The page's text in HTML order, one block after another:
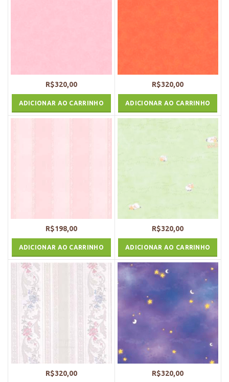
R$320,00
ADICIONAR AO CARRINHO
R$320,00
ADICIONAR AO CARRINHO
R$198,00
ADICIONAR AO CARRINHO
R$320,00
ADICIONAR AO CARRINHO
R$320,00 R$320,00